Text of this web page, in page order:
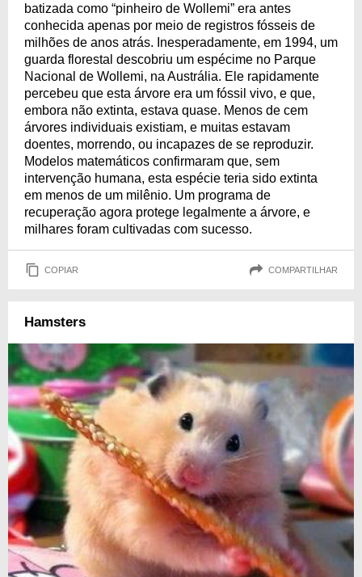
batizada como “pinheiro de Wollemi” era antes
conhecida apenas por meio de registros fósseis de
milhões de anos atrás. Inesperadamente, em 1994, um
guarda florestal descobriu um espécime no Parque
Nacional de Wollemi, na Austrália. Ele rapidamente
percebeu que esta árvore era um fóssil vivo, e que,
embora não extinta, estava quase. Menos de cem
árvores individuais existiam, e muitas estavam
doentes, morrendo, ou incapazes de se reproduzir.
Modelos matemáticos confirmaram que, sem
intervenção humana, esta espécie teria sido extinta
em menos de um milênio. Um programa de
recuperação agora protege legalmente a árvore, e
milhares foram cultivadas com sucesso.
COPIAR COMPARTILHAR
Hamsters